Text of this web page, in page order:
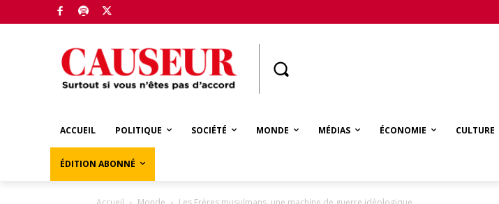
ACCUEIL POLITIQUE SOCIÉTÉ MONDE MÉDIAS ÉCONOMIE CULTURE
ÉDITION ABONNÉ